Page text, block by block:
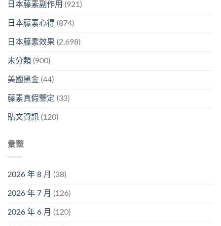
日本藤素副作用 (921)
日本藤素心得 (874)
日本藤素效果 (2,698)
未分類 (900)
美國黑金 (44)
藤素真假鑒定 (33)
貼文資訊 (120)
彙整
2026 年 8 月 (38)
2026 年 7 月 (126)
2026 年 6 月 (120)